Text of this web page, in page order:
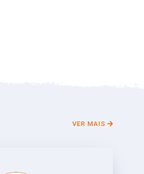
VER MAIS